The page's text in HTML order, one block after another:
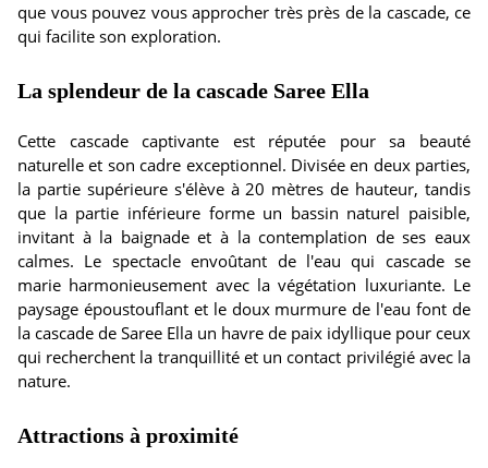
que vous pouvez vous approcher très près de la cascade, ce
qui facilite son exploration.
La splendeur de la cascade Saree Ella
Cette cascade captivante est réputée pour sa beauté
naturelle et son cadre exceptionnel. Divisée en deux parties,
la partie supérieure s'élève à 20 mètres de hauteur, tandis
que la partie inférieure forme un bassin naturel paisible,
invitant à la baignade et à la contemplation de ses eaux
calmes. Le spectacle envoûtant de l'eau qui cascade se
marie harmonieusement avec la végétation luxuriante. Le
paysage époustouflant et le doux murmure de l'eau font de
la cascade de Saree Ella un havre de paix idyllique pour ceux
qui recherchent la tranquillité et un contact privilégié avec la
nature.
Attractions à proximité